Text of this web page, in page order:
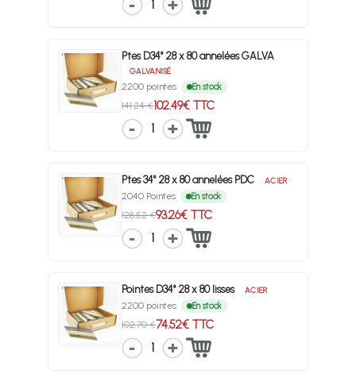
1
Ptes D34° 28 x 80 annelées GALVA
GALVANISÉ
2200 pointes En stock
141.24 €102.49€ TTC
1
Ptes 34° 28 x 80 annelées PDC ACIER
2040 Pointes En stock
128.52 €93.26€ TTC
1
Pointes D34° 28 x 80 lisses ACIER
2200 pointes En stock
102.70 €74.52€ TTC
1